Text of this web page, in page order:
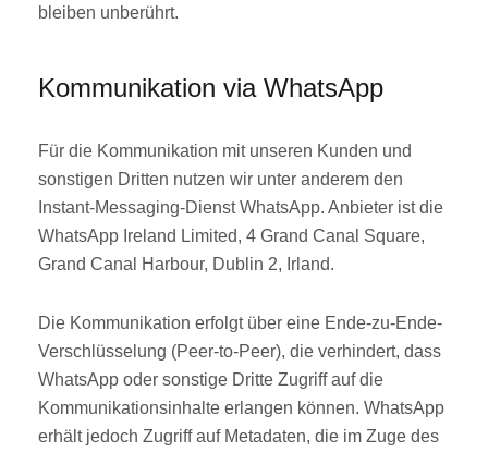
bleiben unberührt.
Kommunikation via WhatsApp
Für die Kommunikation mit unseren Kunden und
sonstigen Dritten nutzen wir unter anderem den
Instant-Messaging-Dienst WhatsApp. Anbieter ist die
WhatsApp Ireland Limited, 4 Grand Canal Square,
Grand Canal Harbour, Dublin 2, Irland.
Die Kommunikation erfolgt über eine Ende-zu-Ende-
Verschlüsselung (Peer-to-Peer), die verhindert, dass
WhatsApp oder sonstige Dritte Zugriff auf die
Kommunikationsinhalte erlangen können. WhatsApp
erhält jedoch Zugriff auf Metadaten, die im Zuge des